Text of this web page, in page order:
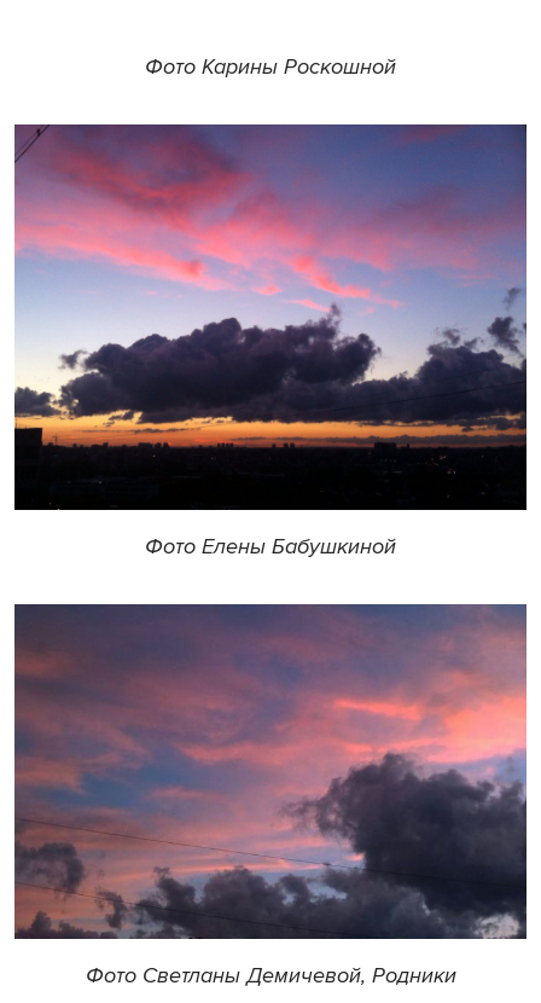
Фото Карины Роскошной
Фото Елены Бабушкиной
Фото Светланы Демичевой, Родники